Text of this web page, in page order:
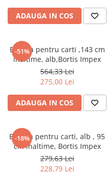
Birouri
Birouri pe colt
Canapele birou
Dulapuri birou/bibliorafturi
Mese birou
Scaune Birou
Seturi mobilier birou complet
Camera copiilor
Birouri camera copilului
ADAUGA IN COS
-51%
Etajera pentru carti ,143 cm
inaltime, alb,Bortis Impex
564,33 Lei
275,00 Lei
ADAUGA IN COS
-18%
Etajera pentru carti, alb , 95
cm inaltime, Bortis Impex
279,63 Lei
228,79 Lei